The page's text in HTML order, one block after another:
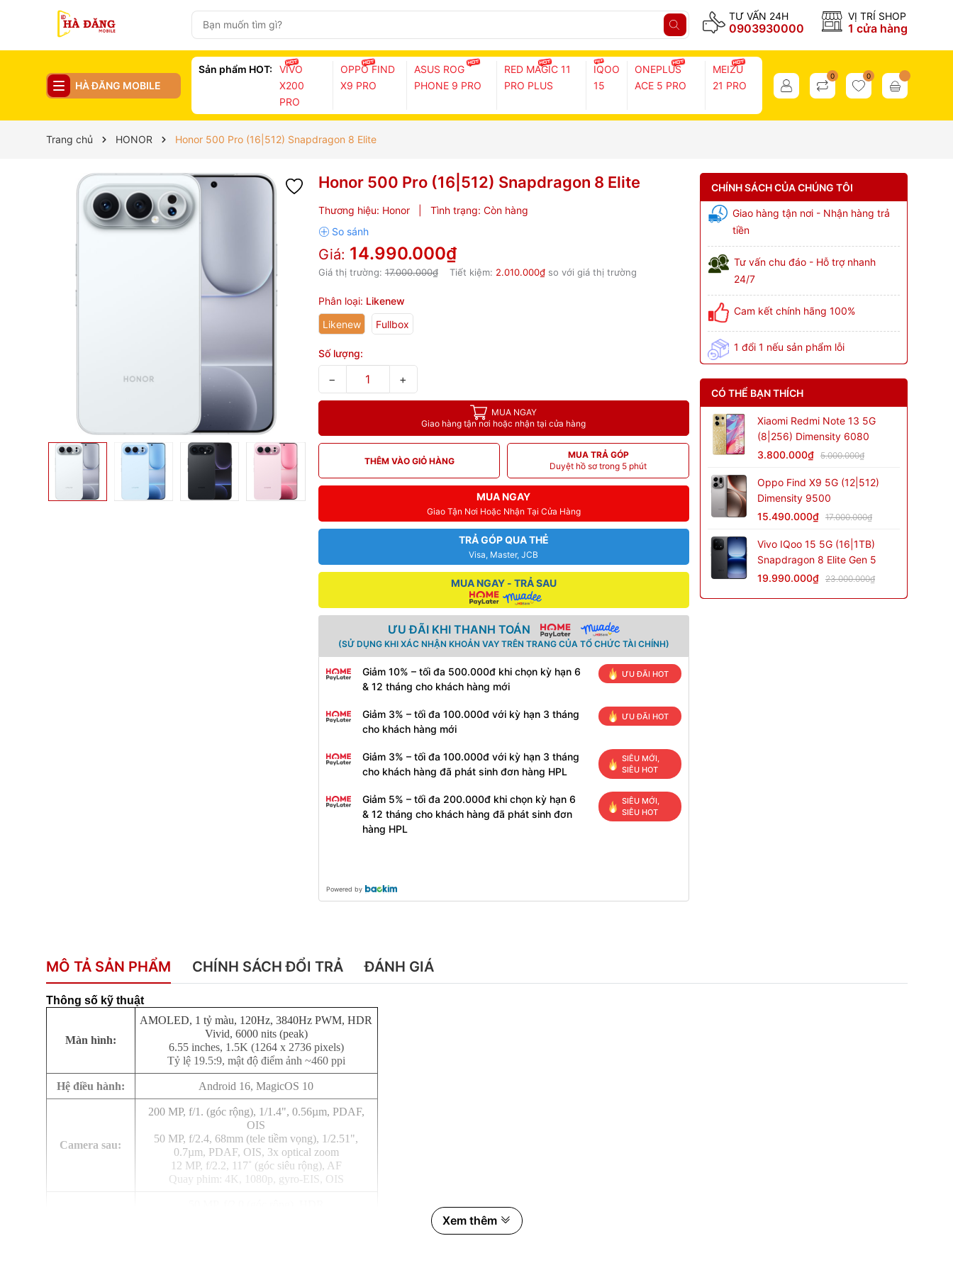
TƯ VẤN 24H
0903930000
VỊ TRÍ SHOP
1 cửa hàng
HÀ ĐĂNG MOBILE
Sản phẩm HOT:
VIVO
X200
PRO
OPPO FIND
X9 PRO
ASUS ROG
PHONE 9 PRO
RED MAGIC 11
PRO PLUS
IQOO
15
ONEPLUS
ACE 5 PRO
MEIZU
21 PRO
0 0
Trang chủ HONOR Honor 500 Pro (16|512) Snapdragon 8 Elite
Honor 500 Pro (16|512) Snapdragon 8 Elite
Thương hiệu: Honor Tình trạng: Còn hàng
Giá: 14.990.000₫
Giá thị trường: 17.000.000₫ Tiết kiệm: 2.010.000₫so với giá thị trường
Phân loại: Likenew
Likenew
Fullbox
Số lượng:
− +
MUA NGAY
Giao hàng tận nơi hoặc nhận tại cửa hàng
THÊM VÀO GIỎ HÀNG
MUA TRẢ GÓP
Duyệt hồ sơ trong 5 phút
MUA NGAY
Giao Tận Nơi Hoặc Nhận Tại Cửa Hàng
TRẢ GÓP QUA THẺ
Visa, Master, JCB
MUA NGAY - TRẢ SAU
ƯU ĐÃI KHI THANH TOÁN
(SỬ DỤNG KHI XÁC NHẬN KHOẢN VAY TRÊN TRANG CỦA TỔ CHỨC TÀI CHÍNH)
Giảm 10% – tối đa 500.000đ khi chọn kỳ hạn 6
& 12 tháng cho khách hàng mới
ƯU ĐÃI HOT
Giảm 3% – tối đa 100.000đ với kỳ hạn 3 tháng
cho khách hàng mới
ƯU ĐÃI HOT
Giảm 3% – tối đa 100.000đ với kỳ hạn 3 tháng
cho khách hàng đã phát sinh đơn hàng HPL
SIÊU MỚI,
SIÊU HOT
Giảm 5% – tối đa 200.000đ khi chọn kỳ hạn 6
& 12 tháng cho khách hàng đã phát sinh đơn
hàng HPL
SIÊU MỚI,
SIÊU HOT
Powered by
CHÍNH SÁCH CỦA CHÚNG TÔI
Giao hàng tận nơi - Nhận hàng trả
tiền
Tư vấn chu đáo - Hỗ trợ nhanh
24/7
Cam kết chính hãng 100%
1 đổi 1 nếu sản phẩm lỗi
CÓ THỂ BẠN THÍCH
Xiaomi Redmi Note 13 5G
(8|256) Dimensity 6080
3.800.000₫ 5.000.000₫
Oppo Find X9 5G (12|512)
Dimensity 9500
15.490.000₫ 17.000.000₫
Vivo IQoo 15 5G (16|1TB)
Snapdragon 8 Elite Gen 5
19.990.000₫ 23.000.000₫
MÔ TẢ SẢN PHẨM CHÍNH SÁCH ĐỔI TRẢ ĐÁNH GIÁ
Thông số kỹ thuật
Màn hình:
AMOLED, 1 tỷ màu, 120Hz, 3840Hz PWM, HDR
Vivid, 6000 nits (peak)
6.55 inches, 1.5K (1264 x 2736 pixels)
Tỷ lệ 19.5:9, mật độ điểm ảnh ~460 ppi
Hệ điều hành: Android 16, MagicOS 10
Camera sau:
200 MP, f/1. (góc rộng), 1/1.4", 0.56µm, PDAF,
OIS
50 MP, f/2.4, 68mm (tele tiềm vọng), 1/2.51",
0.7µm, PDAF, OIS, 3x optical zoom
12 MP, f/2.2, 117˚ (góc siêu rộng), AF
Quay phim: 4K, 1080p, gyro-EIS, OIS
Xem thêm